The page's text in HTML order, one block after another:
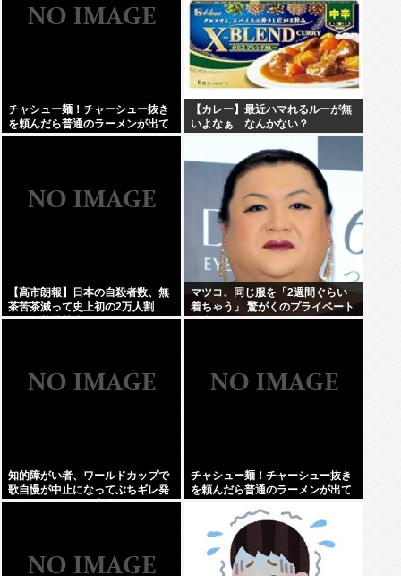
チャシュー麺！チャーシュー抜き
を頼んだら普通のラーメンが出て
きたんだが、これっておかしくね
【カレー】最近ハマれるルーが無
いよなぁ なんかない？
【高市朗報】日本の自殺者数、無
茶苦茶減って史上初の2万人割
れ。無茶苦茶生きやすい国になっ
マツコ、同じ服を「2週間ぐらい
着ちゃう」 驚がくのプライベート
理由を激白
知的障がい者、ワールドカップで
歌自慢が中止になってぶちギレ発
狂親を殴りまくり大暴れwww
チャシュー麺！チャーシュー抜き
を頼んだら普通のラーメンが出て